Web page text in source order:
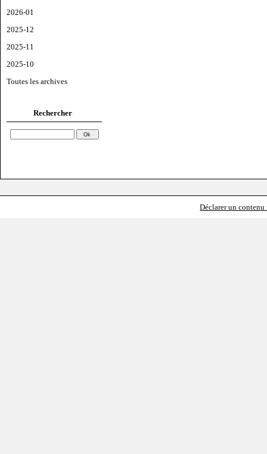
2026-01
2025-12
2025-11
2025-10
Toutes les archives
Rechercher
Déclarer un